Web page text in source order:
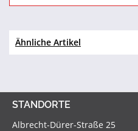
Ähnliche Artikel
STANDORTE
Albrecht-Dürer-Straße 25